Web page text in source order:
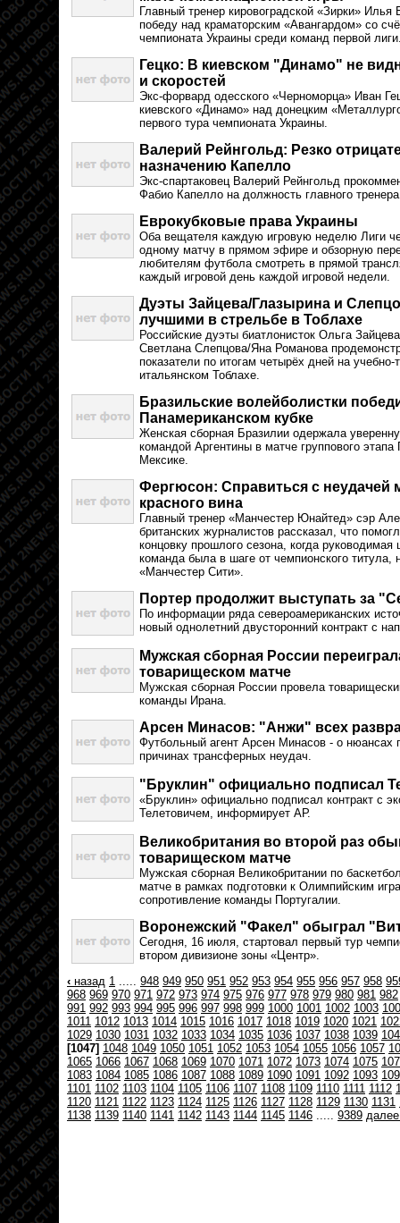
Главный тренер кировоградской «Зирки»
победу над краматорским «Авангардом» со
чемпионата Украины среди команд первой
Гецко: В киевском "Динамо" не
и скоростей
Экс-форвард одесского «Черноморца» Иван
киевского «Динамо» над донецким
первого тура чемпионата Украины.
Валерий Рейнгольд: Резко
назначению Капелло
Экс-спартаковец Валерий Рейнгольд
Фабио Капелло на должность главного
Еврокубковые права Украины
Оба вещателя каждую игровую неделю Лиги
одному матчу в прямом эфире и обзорную
любителям футбола смотреть в прямой
каждый игровой день каждой игровой недели.
Дуэты Зайцева/Глазырина и
лучшими в стрельбе в Тоблахе
Российские дуэты биатлонисток Ольга
Светлана Слепцова/Яна Романова
показатели по итогам четырёх дней на
итальянском Тоблахе.
Бразильские волейболистки
Панамериканском кубке
Женская сборная Бразилии одержала
командой Аргентины в матче группового этапа
Мексике.
Фергюсон: Справиться с неудачей
красного вина
Главный тренер «Манчестер Юнайтед» сэр
британских журналистов рассказал, что
концовку прошлого сезона, когда
команда была в шаге от чемпионского титула,
«Манчестер Сити».
Портер продолжит выступать за
По информации ряда североамериканских
новый однолетний двусторонний контракт с
Мужская сборная России
товарищеском матче
Мужская сборная России провела
команды Ирана.
Арсен Минасов: "Анжи" всех
Футбольный агент Арсен Минасов - о нюансах
причинах трансферных неудач.
"Бруклин" официально подписал
«Бруклин» официально подписал контракт с
Телетовичем, информирует АР.
Великобритания во второй раз
товарищеском матче
Мужская сборная Великобритании по
матче в рамках подготовки к Олимпийским
сопротивление команды Португалии.
Воронежский "Факел" обыграл
Сегодня, 16 июля, стартовал первый тур
втором дивизионе зоны «Центр».
‹ назад 1 ..... 948 949 950 951 952 953 954 955 956 957 958
968 969 970 971 972 973 974 975 976 977 978 979 980 981 982
991 992 993 994 995 996 997 998 999 1000 1001 1002 1003
1011 1012 1013 1014 1015 1016 1017 1018 1019 1020 1021
1029 1030 1031 1032 1033 1034 1035 1036 1037 1038 1039
[1047] 1048 1049 1050 1051 1052 1053 1054 1055 1056 1057
1065 1066 1067 1068 1069 1070 1071 1072 1073 1074 1075
1083 1084 1085 1086 1087 1088 1089 1090 1091 1092 1093
1101 1102 1103 1104 1105 1106 1107 1108 1109 1110 1111 1112
1120 1121 1122 1123 1124 1125 1126 1127 1128 1129 1130 1131
1138 1139 1140 1141 1142 1143 1144 1145 1146 ..... 9389